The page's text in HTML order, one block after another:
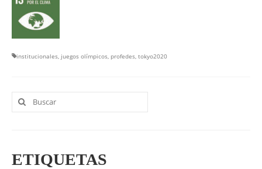
institucionales juegos olímpicos profedes tokyo2020
Buscar
por:
ETIQUETAS